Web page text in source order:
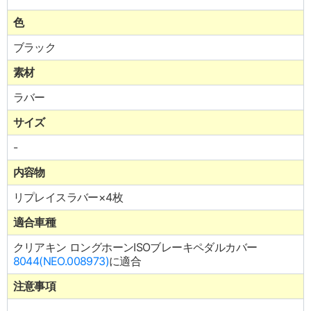
色
ブラック
素材
ラバー
サイズ
-
内容物
リプレイスラバー×4枚
適合車種
クリアキン ロングホーンISOブレーキペダルカバー
8044(NEO.008973)に適合
注意事項